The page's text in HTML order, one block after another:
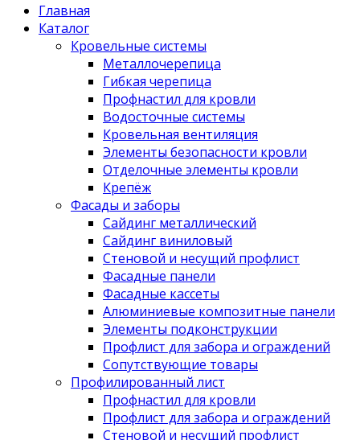
Главная
Каталог
Кровельные системы
Металлочерепица
Гибкая черепица
Профнастил для кровли
Водосточные системы
Кровельная вентиляция
Элементы безопасности кровли
Отделочные элементы кровли
Крепёж
Фасады и заборы
Сайдинг металлический
Сайдинг виниловый
Стеновой и несущий профлист
Фасадные панели
Фасадные кассеты
Алюминиевые композитные панели
Элементы подконструкции
Профлист для забора и ограждений
Сопутствующие товары
Профилированный лист
Профнастил для кровли
Профлист для забора и ограждений
Стеновой и несущий профлист